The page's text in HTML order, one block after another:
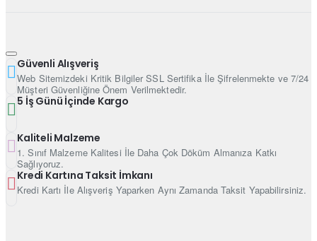
Güvenli Alışveriş
Web Sitemizdeki Kritik Bilgiler SSL Sertifika İle Şifrelenmekte ve 7/24
Müşteri Güvenliğine Önem Verilmektedir.
5 İş Günü İçinde Kargo
Kaliteli Malzeme
1. Sınıf Malzeme Kalitesi İle Daha Çok Döküm Almanıza Katkı
Sağlıyoruz.
Kredi Kartına Taksit İmkanı
Kredi Kartı İle Alışveriş Yaparken Aynı Zamanda Taksit Yapabilirsiniz.